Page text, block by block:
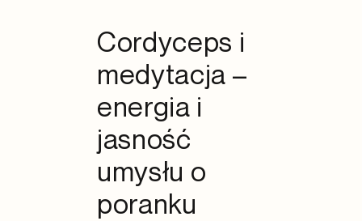
Cordyceps i
medytacja –
energia i
jasność
umysłu o
poranku